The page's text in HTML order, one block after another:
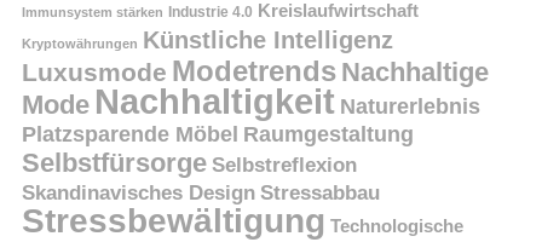
Immunsystem stärken Industrie 4.0 Kreislaufwirtschaft
Kryptowährungen Künstliche Intelligenz
Luxusmode Modetrends Nachhaltige
Mode Nachhaltigkeit Naturerlebnis
Platzsparende Möbel Raumgestaltung
Selbstfürsorge Selbstreflexion
Skandinavisches Design Stressabbau
Stressbewältigung Technologische